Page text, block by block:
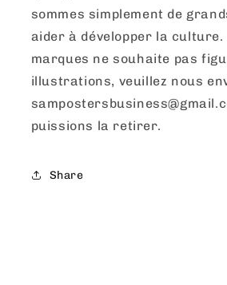
sommes simplement de
aider à développer la culture.
marques ne souhaite pas
illustrations, veuillez nous
puissions la retirer.
Share